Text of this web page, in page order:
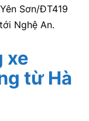
Sơn/ĐT419
Nghệ An.
xe
từ Hà